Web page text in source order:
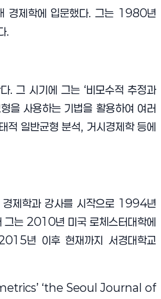
경제학에 입문했다.그는 1980년
.
.그 시기에 그는 ‘비모수적 추정과
을 사용하는 기법을 활용하여 여러
적 일반균형 분석, 거시경제학 등에
제학과 강사를 시작으로 1994년
그는2010년 미국 로체스터대학에
년 이후 현재까지 서경대학교
‘the Seoul Journal of